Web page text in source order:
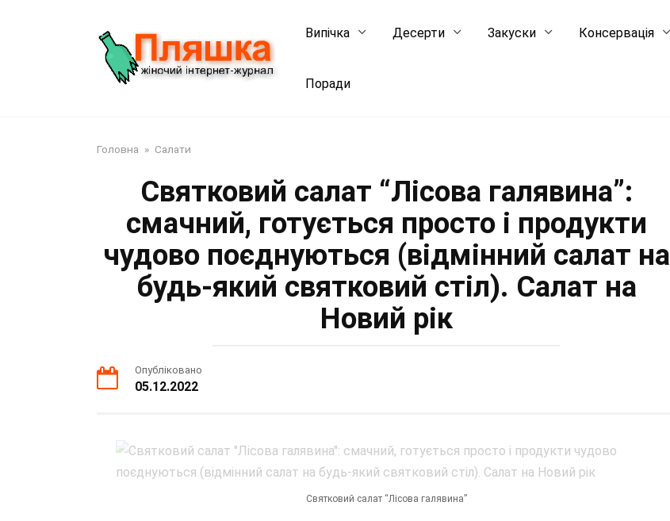
Випічка Десерти Закуски Консервація
Поради
Головна » Салати
Святковий салат “Лісова галявина”:
смачний, готується просто і продукти
чудово поєднуються (відмінний салат на
будь-який святковий стіл). Салат на
Новий рік
Опубліковано
05.12.2022
Святковий салат “Лісова галявина”